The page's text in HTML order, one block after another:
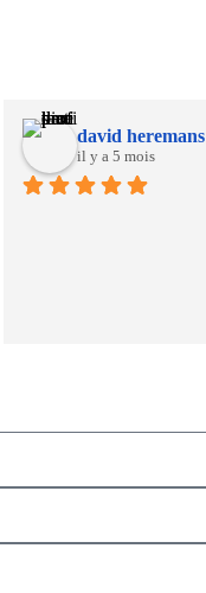
david heremans
il y a 5 mois